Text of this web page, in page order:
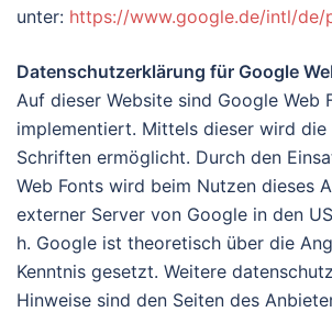
unter: https://www.google.de/intl/de/
Datenschutzerklärung für Google
Auf dieser Website sind Google Web
implementiert. Mittels dieser wird
Schriften ermöglicht. Durch den
Web Fonts wird beim Nutzen dieses
externer Server von Google in den
h. Google ist theoretisch über die
Kenntnis gesetzt. Weitere
Hinweise sind den Seiten des